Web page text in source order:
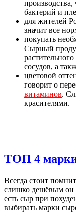
бактерий и
для жителей
значит все
покупать
Сырный
сосудов, а
цветовой
говорит о
витаминов.
красителями.
ТОП 4 марки
Всегда стоит
слишко дешёвым он
есть сыр при
выбирать марки